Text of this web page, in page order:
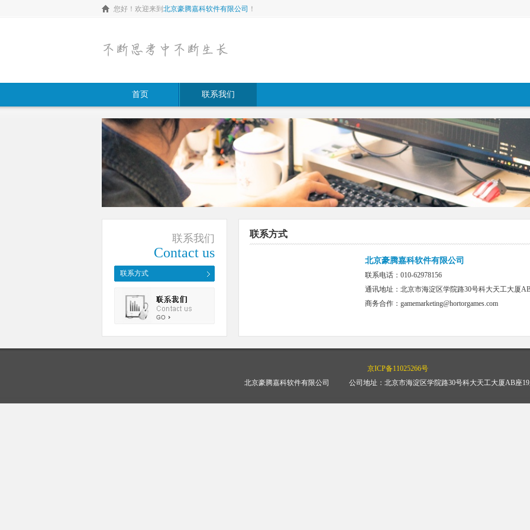
您好！欢迎来到 北京豪腾嘉科软件有限公司 ！
首页 联系我们
联系我们
Contact us
联系方式
联系方式
北京豪腾嘉科软件有限公司
联系电话：010-62978156
通讯地址：北京市海淀区学院路30号科大天工大厦
商务合作：gamemarketing@hortorgames.com
京ICP备11025266号
北京豪腾嘉科软件有限公司
公司地址：北京市海淀区学院路30号科大天工大厦AB座